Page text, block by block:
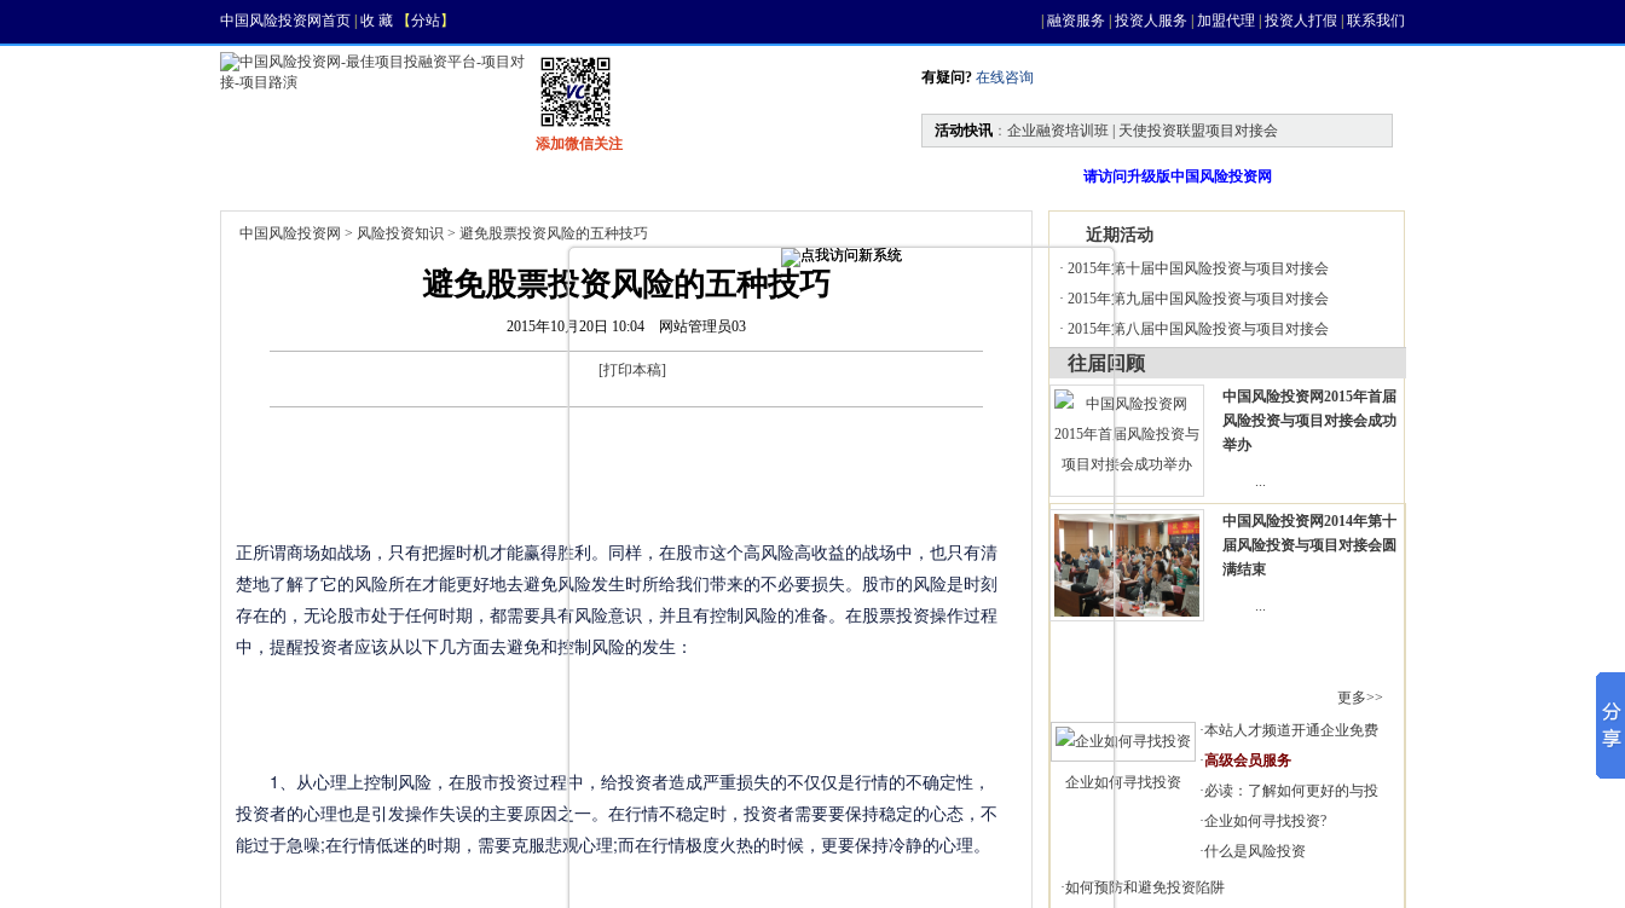
中国风险投资网首页 收 藏 【分站】 融资服务 投资人服务 加盟代理 投资人打假 联系我们
添加微信关注
有疑问? 在线咨询
活动快讯 ： 企业融资培训班 | 天使投资联盟项目对接会
请访问升级版中国风险投资网
中国风险投资网 > 风险投资知识 > 避免股票投资风险的五种技巧
避免股票投资风险的五种技巧
2015年10月20日 10:04 网站管理员03
[打印本稿]
正所谓商场如战场，只有把握时机才能赢得胜利。同样，在股市这个高风险高收益的战场中，也只有清
楚地了解了它的风险所在才能更好地去避免风险发生时所给我们带来的不必要损失。股市的风险是时刻
存在的，无论股市处于任何时期，都需要具有风险意识，并且有控制风险的准备。在股票投资操作过程
中，提醒投资者应该从以下几方面去避免和控制风险的发生：
1、从心理上控制风险，在股市投资过程中，给投资者造成严重损失的不仅仅是行情的不确定性，
投资者的心理也是引发操作失误的主要原因之一。在行情不稳定时，投资者需要要保持稳定的心态，不
能过于急噪;在行情低迷的时期，需要克服悲观心理;而在行情极度火热的时候，更要保持冷静的心理。
近期活动
· 2015年第十届中国风险投资与项目对接会
· 2015年第九届中国风险投资与项目对接会
· 2015年第八届中国风险投资与项目对接会
往届回顾
中国风险投资网2015年首届
风险投资与项目对接会成功
举办
...
中国风险投资网2014年第十
届风险投资与项目对接会圆
满结束
...
更多>>
企业如何寻找投资
·本站人才频道开通企业免费
·高级会员服务
·必读：了解如何更好的与投
·企业如何寻找投资?
·什么是风险投资
·如何预防和避免投资陷阱